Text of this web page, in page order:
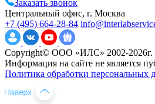
Заказать звонок
Центральный офис, г. Москва
+7 (495) 664-28-84
Copyright© ООО «ИЛС» 2002-2026г.
Информация на сайте не является
Политика обработки персональных